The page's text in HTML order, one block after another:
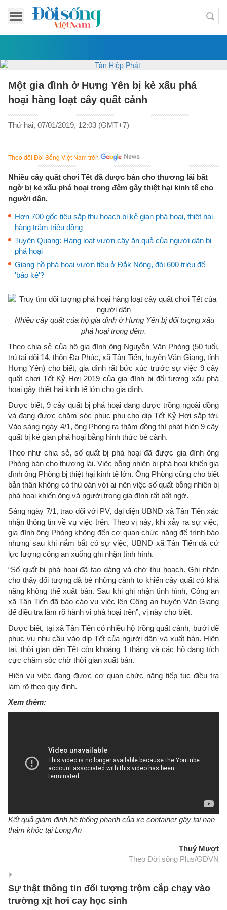
Một gia đình ở Hưng Yên bị kẻ xấu phá
hoại hàng loạt cây quất cảnh
Thứ hai, 07/01/2019, 12:03 (GMT+7)
Theo dõi Đời Sống Việt Nam trên
Nhiều cây quất chơi Tết đã được bán cho thương lái bất
ngờ bị kẻ xấu phá hoại trong đêm gây thiệt hại kinh tế cho
người dân.
Hơn 700 gốc tiêu sắp thu hoạch bị kẻ gian phá hoại, thiệt hại
hàng trăm triệu đồng
Tuyên Quang: Hàng loạt vườn cây ăn quả của người dân bị
phá hoại
Giang hồ phá hoại vườn tiêu ở Đắk Nông, đòi 600 triệu để
'bảo kê'?
Nhiều cây quất của hộ gia đình ở Hưng Yên bị đối tượng xấu
phá hoại trong đêm.
Theo chia sẻ của hộ gia đình ông Nguyễn Văn Phòng (50 tuổi,
trú tại đội 14, thôn Đa Phúc, xã Tân Tiến, huyện Văn Giang, tỉnh
Hưng Yên) cho biết, gia đình rất bức xúc trước sự việc 9 cây
quất chơi Tết Kỷ Hợi 2019 của gia đình bị đối tượng xấu phá
hoại gây thiệt hại kinh tế lớn cho gia đình.
Được biết, 9 cây quất bị phá hoại đang được trồng ngoài đồng
và đang được chăm sóc phục phụ cho dịp Tết Kỷ Hợi sắp tới.
Vào sáng ngày 4/1, ông Phòng ra thăm đồng thì phát hiện 9 cây
quất bị kẻ gian phá hoại bằng hình thức bẻ cành.
Theo như chia sẻ, số quất bị phá hoại đã được gia đình ông
Phòng bán cho thương lái. Việc bỗng nhiên bị phá hoại khiến gia
đình ông Phòng bị thiệt hại kinh tế lớn. Ông Phòng cũng cho biết
bản thân không có thù oán với ai nên việc số quất bỗng nhiên bị
phá hoại khiến ông và người trong gia đình rất bất ngờ.
Sáng ngày 7/1, trao đổi với PV, đại diện UBND xã Tân Tiến xác
nhận thông tin về vụ việc trên. Theo vị này, khi xảy ra sự việc,
gia đình ông Phòng không đến cơ quan chức năng để trình báo
nhưng sau khi nắm bắt có sự việc, UBND xã Tân Tiến đã cử
lực lượng công an xuống ghi nhận tình hình.
“Số quất bị phá hoại đã tạo dáng và chờ thu hoạch. Ghi nhận
cho thấy đối tượng đã bẻ những cành to khiến cây quất có khả
năng không thể xuất bán. Sau khi ghi nhận tình hình, Công an
xã Tân Tiến đã báo cáo vụ việc lên Công an huyện Văn Giang
để điều tra làm rõ hành vi phá hoại trên”, vị này cho biết.
Được biết, tại xã Tân Tiến có nhiều hộ trồng quất cảnh, bưởi để
phục vụ nhu cầu vào dịp Tết của người dân và xuất bán. Hiện
tại, thời gian đến Tết còn khoảng 1 tháng và các hộ đang tích
cực chăm sóc chờ thời gian xuất bán.
Hiện vụ việc đang được cơ quan chức năng tiếp tục điều tra
làm rõ theo quy định.
Xem thêm:
Kết quả giám định hệ thống phanh của xe container gây tai nạn
thảm khốc tại Long An
Thuý Mượt
Theo Đời sống Plus/GĐVN
Sự thật thông tin đối tượng trộm cắp chạy vào
trường xịt hơi cay học sinh